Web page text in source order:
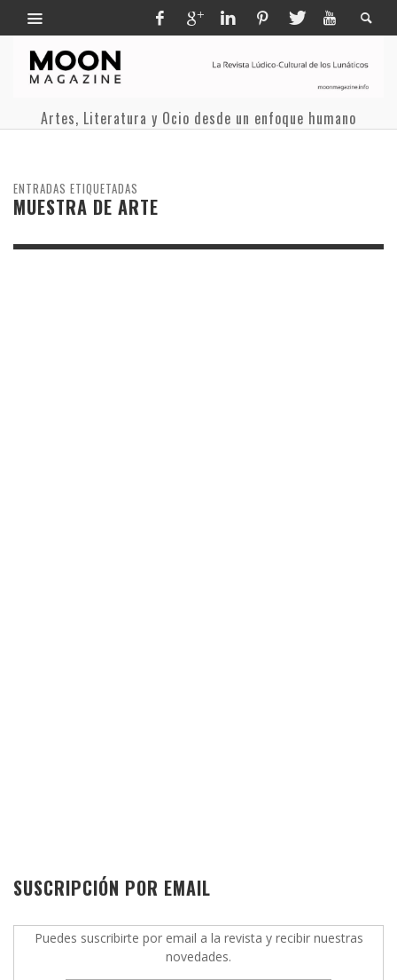
Artes, Literatura y Ocio desde un enfoque humano
ENTRADAS ETIQUETADAS
MUESTRA DE ARTE
SUSCRIPCIÓN POR EMAIL
Puedes suscribirte por email a la revista y recibir nuestras
novedades.